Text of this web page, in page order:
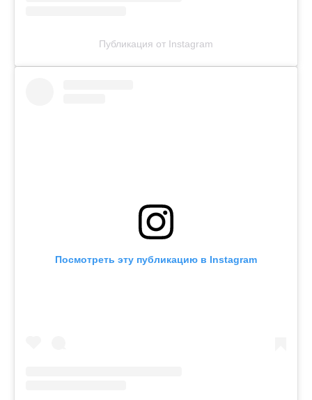
Публикация от Instagram
Посмотреть эту публикацию в Instagram